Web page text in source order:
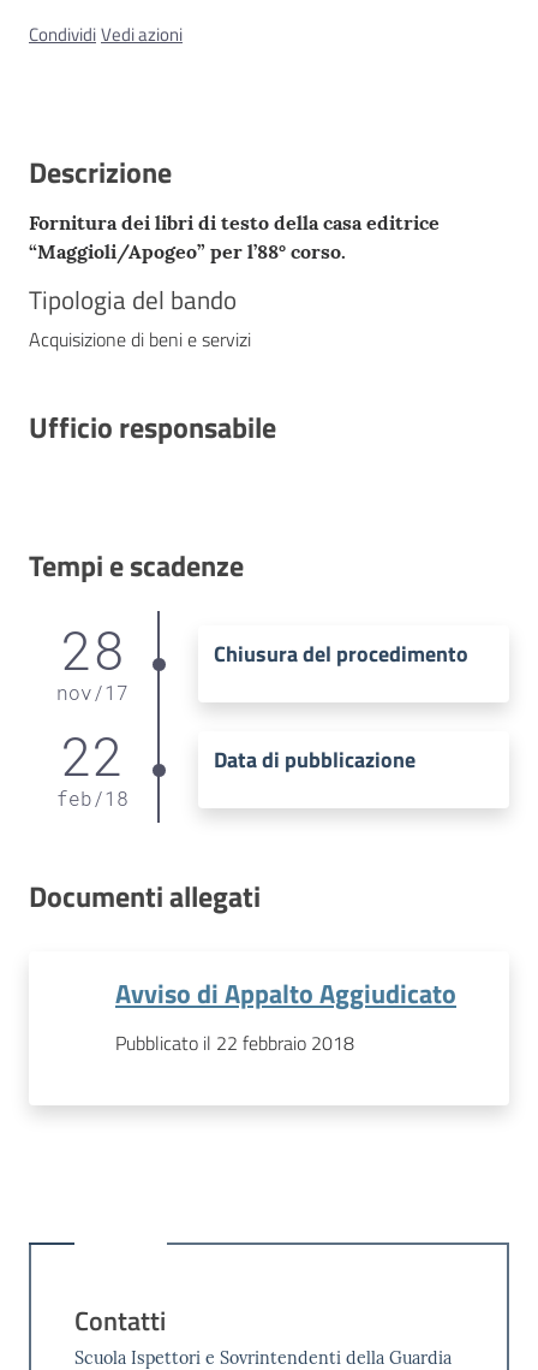
CondividiVedi azioni
Descrizione
Fornitura dei libri di testo della casa editrice
“Maggioli/Apogeo” per l’88° corso.
Tipologia del bando
Acquisizione di beni e servizi
Ufficio responsabile
Tempi e scadenze
28
nov/17
Chiusura del procedimento
22
feb/18
Data di pubblicazione
Documenti allegati
Avviso di Appalto Aggiudicato
Pubblicato il 22 febbraio 2018
Contatti
Scuola Ispettori e Sovrintendenti della Guardia